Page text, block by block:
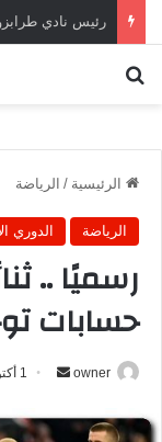
الرئيسية / الرياضة
الرياضة الدوري
رسميًا ..
حسابات
owner
س
1 أكتوبر، 2024